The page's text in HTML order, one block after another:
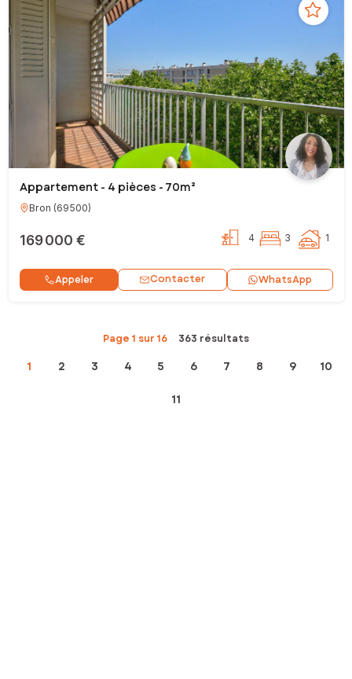
Appartement - 4 pièces - 70m²
Bron (69500)
169 000 € 4 3 1
Appeler Contacter WhatsApp
Page 1 sur 16 363 résultats
1 2 3 4 5 6 7 8 9 10
11